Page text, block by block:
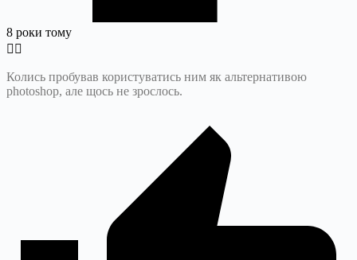
8 роки тому
Колись пробував користуватись ним як альтернативою
photoshop, але щось не зрослось.